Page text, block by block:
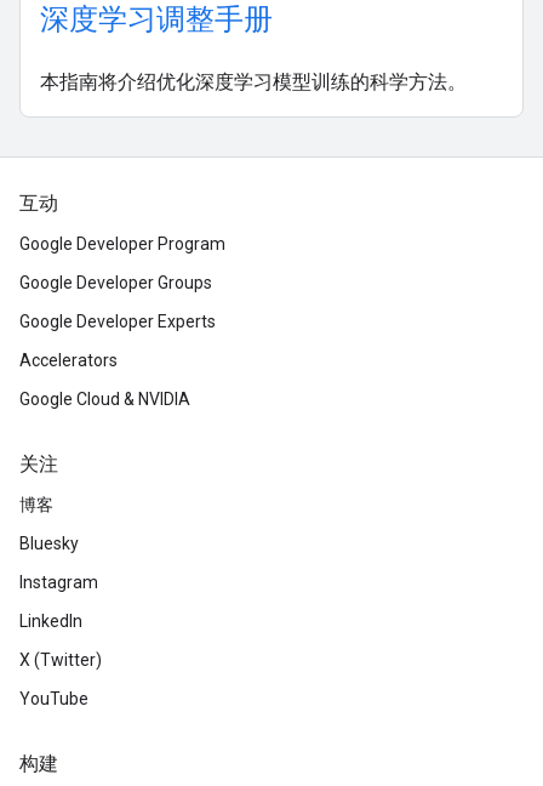
深度学习调整手册
本指南将介绍优化深度学习模型训练的科学方法。
互动
Google Developer Program
Google Developer Groups
Google Developer Experts
Accelerators
Google Cloud & NVIDIA
关注
博客
Bluesky
Instagram
LinkedIn
X (Twitter)
YouTube
构建